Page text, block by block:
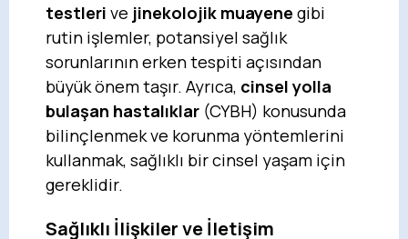
testleri ve jinekolojik muayene gibi
rutin işlemler, potansiyel sağlık
sorunlarının erken tespiti açısından
büyük önem taşır. Ayrıca, cinsel yolla
bulaşan hastalıklar (CYBH) konusunda
bilinçlenmek ve korunma yöntemlerini
kullanmak, sağlıklı bir cinsel yaşam için
gereklidir.
Sağlıklı İlişkiler ve İletişim